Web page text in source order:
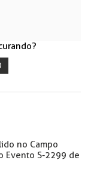
no Campo
Evento S-2299 de